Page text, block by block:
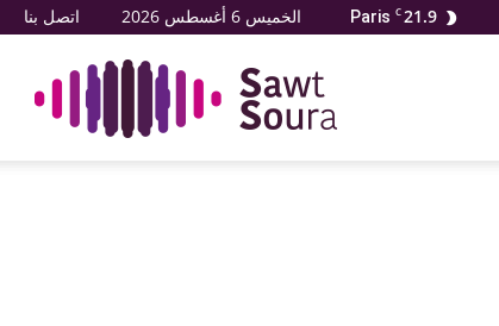
21.9
C
Paris الخميس 6 أغسطس 2026 اتصل بنا